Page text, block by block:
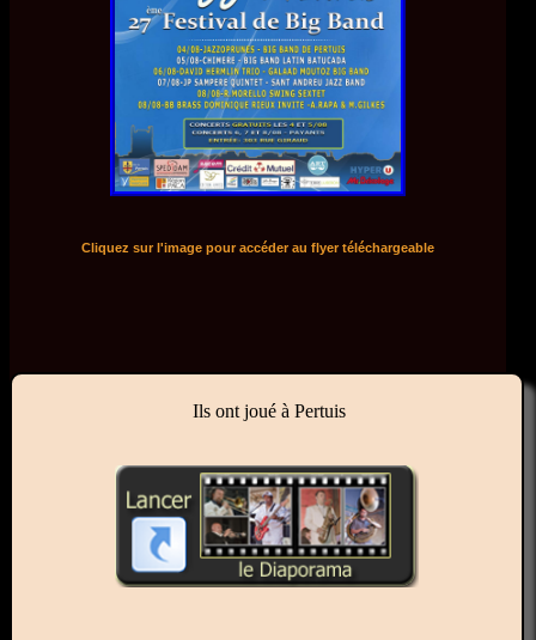
Cliquez sur l'image pour accéder au flyer téléchargeable
Ils ont joué à Pertuis